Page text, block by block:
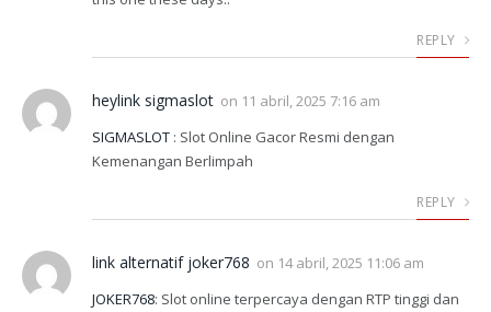
REPLY
heylink sigmaslot on 11 abril, 2025 7:16 am
SIGMASLOT : Slot Online Gacor Resmi dengan
Kemenangan Berlimpah
REPLY
link alternatif joker768 on 14 abril, 2025 11:06 am
JOKER768: Slot online terpercaya dengan RTP tinggi dan